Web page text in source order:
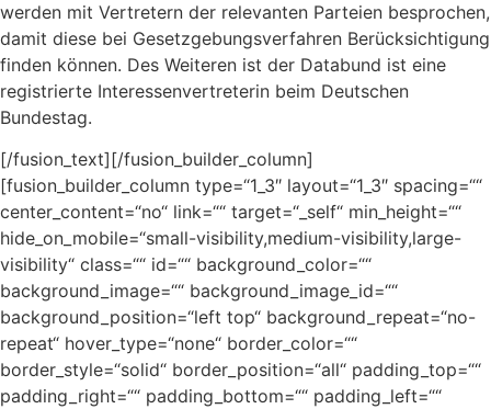
werden mit Vertretern der relevanten Parteien besprochen,
damit diese bei Gesetzgebungsverfahren Berücksichtigung
finden können. Des Weiteren ist der Databund ist eine
registrierte Interessenvertreterin beim Deutschen
Bundestag.
[/fusion_text][/fusion_builder_column]
[fusion_builder_column type=“1_3″ layout=“1_3″ spacing=““
center_content=“no“ link=““ target=“_self“ min_height=““
hide_on_mobile=“small-visibility,medium-visibility,large-
visibility“ class=““ id=““ background_color=““
background_image=““ background_image_id=““
background_position=“left top“ background_repeat=“no-
repeat“ hover_type=“none“ border_color=““
border_style=“solid“ border_position=“all“ padding_top=““
padding_right=““ padding_bottom=““ padding_left=““